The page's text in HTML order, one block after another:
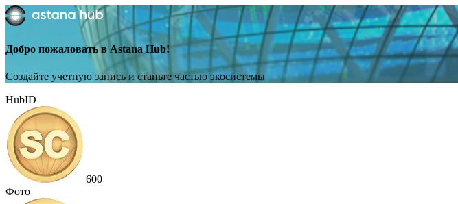
Добро пожаловать в Astana Hub!
Создайте учетную запись и станьте частью экосистемы
HubID
600
Фото